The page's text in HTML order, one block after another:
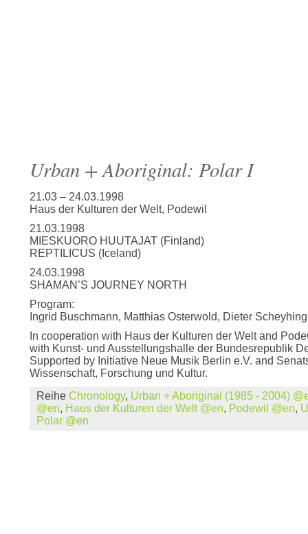
Urban + Aboriginal: Polar I
21.03 – 24.03.1998
Haus der Kulturen der Welt, Podewil
21.03.1998
MIESKUORO HUUTAJAT (Finland)
REPTILICUS (Iceland)
24.03.1998
SHAMAN’S JOURNEY NORTH
Program:
Ingrid Buschmann, Matthias Osterwold, Dieter Scheyhing
In cooperation with Haus der Kulturen der Welt and
with Kunst- und Ausstellungshalle der Bundesrepublik
Supported by Initiative Neue Musik Berlin e.V. and
Wissenschaft, Forschung und Kultur.
Reihe Chronology, Urban + Aboriginal (1985 - 2004)
@en, Haus der Kulturen der Welt @en, Podewil @en,
Polar @en